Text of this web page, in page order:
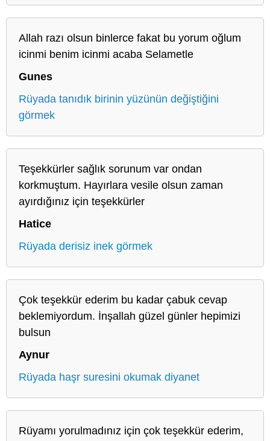
Allah razı olsun binlerce fakat bu yorum oğlum
icinmi benim icinmi acaba Selametle
Gunes
Rüyada tanıdık birinin yüzünün değiştiğini
görmek
Teşekkürler sağlık sorunum var ondan
korkmuştum. Hayırlara vesile olsun zaman
ayırdığınız için teşekkürler
Hatice
Rüyada derisiz inek görmek
Çok teşekkür ederim bu kadar çabuk cevap
beklemiyordum. İnşallah güzel günler hepimizi
bulsun
Aynur
Rüyada haşr suresini okumak diyanet
Rüyamı yorulmadınız için çok teşekkür ederim,